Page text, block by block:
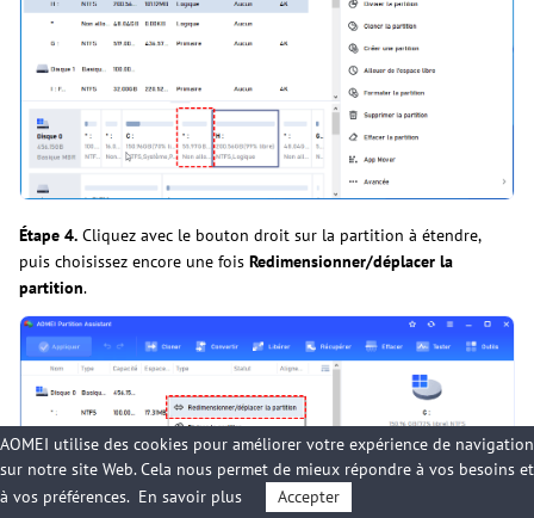
Étape 4. Cliquez avec le bouton droit sur la partition à étendre,
puis choisissez encore une fois Redimensionner/déplacer la
partition.
AOMEI utilise des cookies pour améliorer votre expérience de navigation
sur notre site Web. Cela nous permet de mieux répondre à vos besoins et
à vos préférences. En savoir plus Accepter